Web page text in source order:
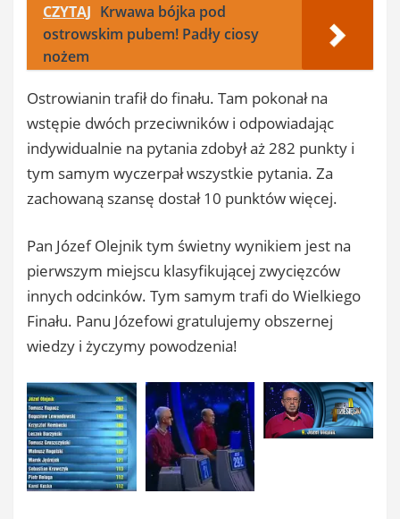
CZYTAJ Krwawa bójka pod
ostrowskim pubem! Padły ciosy
nożem
Ostrowianin trafił do finału. Tam pokonał na
wstępie dwóch przeciwników i odpowiadając
indywidualnie na pytania zdobył aż 282 punkty i
tym samym wyczerpał wszystkie pytania. Za
zachowaną szansę dostał 10 punktów więcej.
Pan Józef Olejnik tym świetny wynikiem jest na
pierwszym miejscu klasyfikującej zwycięzców
innych odcinków. Tym samym trafi do Wielkiego
Finału. Panu Józefowi gratulujemy obszernej
wiedzy i życzymy powodzenia!